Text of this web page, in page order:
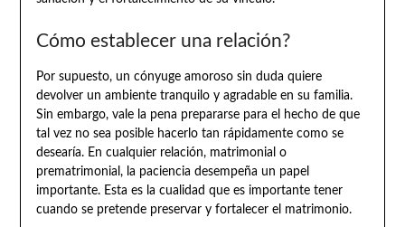
Cómo establecer una relación?
Por supuesto, un cónyuge amoroso sin duda quiere
devolver un ambiente tranquilo y agradable en su familia.
Sin embargo, vale la pena prepararse para el hecho de que
tal vez no sea posible hacerlo tan rápidamente como se
desearía. En cualquier relación, matrimonial o
prematrimonial, la paciencia desempeña un papel
importante. Esta es la cualidad que es importante tener
cuando se pretende preservar y fortalecer el matrimonio.